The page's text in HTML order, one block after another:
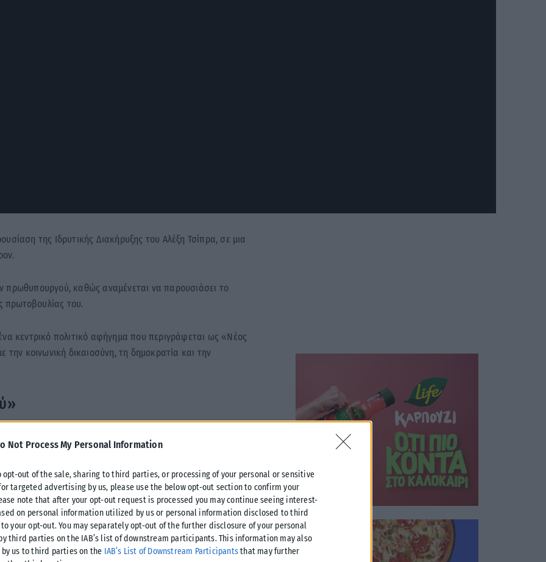
Not Process My Personal Information
opt-out of the sale, sharing to third parties, or processing of your personal or sensitive
targeted advertising by us, please use the below opt-out section to confirm your
note that after your opt-out request is processed you may continue seeing interest-
on personal information utilized by us or personal information disclosed to third
your opt-out. You may separately opt-out of the further disclosure of your personal
third parties on the IAB’s list of downstream participants. This information may also
by us to third parties on the IAB’s List of Downstream Participantsthat may further
της Ιδρυτικής Διακήρυξης του Αλέξη Τσίπρα, σε μια
πρωθυπουργού, καθώς αναμένεται να παρουσιάσει το
πρωτοβουλίας του.
κεντρικό πολιτικό αφήγημα που περιγράφεται ως «Νέος
την κοινωνική δικαιοσύνη, τη δημοκρατία και την
υπερασπίζεται τη δημοκρατία, επιδιώκει την
να βάλει φρένο – όπως αναφέρεται – στην ασυδοσία της
της Ελλάδας ως δύναμη προοπτικής για τη χώρα, ενώ
τις αγορές και οι άνθρωποι πάνω από τους αριθμούς.